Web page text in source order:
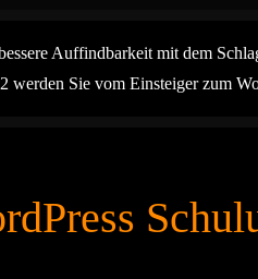
Auffindbarkeit mit dem
werden Sie vom Einsteiger zum